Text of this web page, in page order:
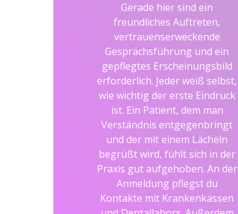
Gerade hier sind ein
freundliches Auftreten,
vertrauenserweckende
Gesprächsführung und ein
gepflegtes Erscheinungsbild
erforderlich. Jeder weiß selbst,
wie wichtig der erste Eindruck
ist. Ein Patient, dem man
Verständnis entgegenbringt
und der mit einem Lächeln
begrüßt wird, fühlt sich in der
Praxis gut aufgehoben. An der
Anmeldung pflegst du
Kontakte mit Krankenkassen